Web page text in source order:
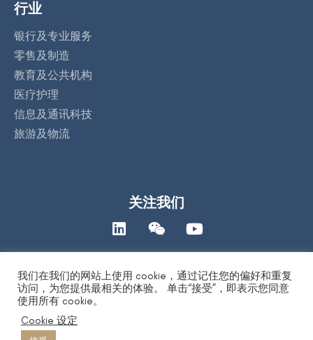
行业
银行及专业服务
零售及制造
教育及公共机构
医疗护理
信息及通讯科技
旅游及物流
关注我们
联络我们
著作权保护声明
by DYXnet 第一线有限公司. All Right Reserved. 版权所有 不得转载
我们在我们的网站上使用 cookie，通过记住您的偏好和重复
访问，为您提供最相关的体验。 单击“接受”，即表示您同意
使用所有 cookie。
Cookie 设定